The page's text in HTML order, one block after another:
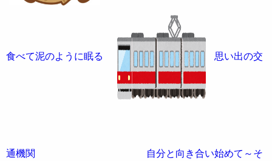
食べて泥のように眠る 思い出の交
通機関 自分と向き合い始めて～そ